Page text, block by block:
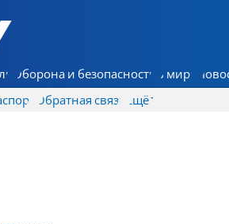
Оборона и безопасность В мире
Обратная связь Ещё